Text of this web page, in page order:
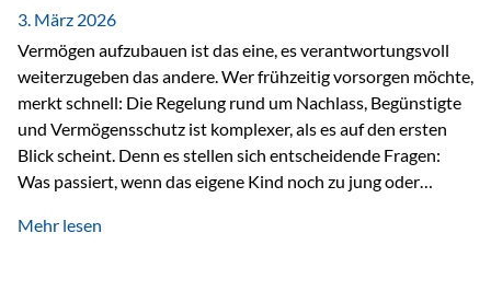
Zinsen, Dividenden und Kursgewinne werden laufend
besteuert.
3. März 2026
Vermögen aufzubauen ist das eine, es verantwortungsvoll
weiterzugeben das andere. Wer frühzeitig vorsorgen möchte,
merkt schnell: Die Regelung rund um Nachlass, Begünstigte
und Vermögensschutz ist komplexer, als es auf den ersten
Blick scheint. Denn es stellen sich entscheidende Fragen:
Was passiert, wenn das eigene Kind noch zu jung oder
verwalten? Wie kann verhindert werden, dass Ex-Partner,
Mehr lesen